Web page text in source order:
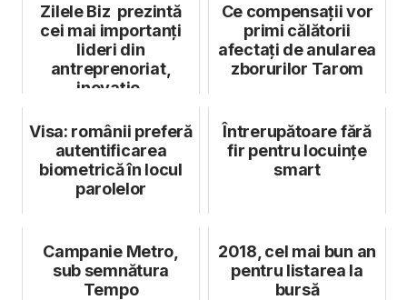
Zilele Biz prezintă
cei mai importanți
lideri din
antreprenoriat,
inovație,
& mar...
Ce compensații vor
primi călătorii
afectați de anularea
zborurilor Tarom
Visa: românii preferă
autentificarea
biometrică în locul
parolelor
Întrerupătoare fără
fir pentru locuințe
smart
Campanie Metro,
sub semnătura
Tempo
2018, cel mai bun an
pentru listarea la
bursă